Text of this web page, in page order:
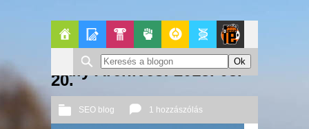
FőoldalBlogokPop- PolitikaGeekZone
Daily Archives: 2013. 03.
20.
SEO blog 1 hozzászólás